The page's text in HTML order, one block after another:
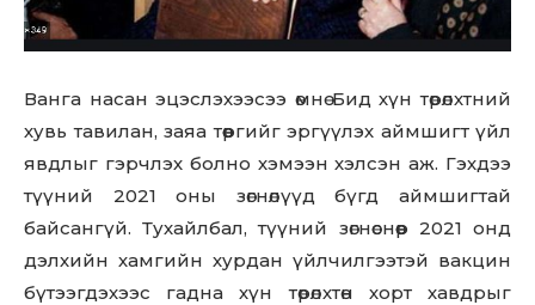
Ванга насан эцэслэхээсээ өмнө Бид хүн төрөлхтний
хувь тавилан, заяа төөргийг эргүүлэх аймшигт үйл
явдлыг гэрчлэх болно хэмээн хэлсэн аж. Гэхдээ
түүний 2021 оны зөгнөлүүд бүгд аймшигтай
байсангүй. Тухайлбал, түүний зөгнөснөөр 2021 онд
дэлхийн хамгийн хурдан үйлчилгээтэй вакцин
бүтээгдэхээс гадна хүн төрөлхтөн хорт хавдрыг